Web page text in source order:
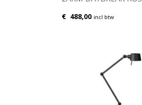
€ 488,00 incl btw